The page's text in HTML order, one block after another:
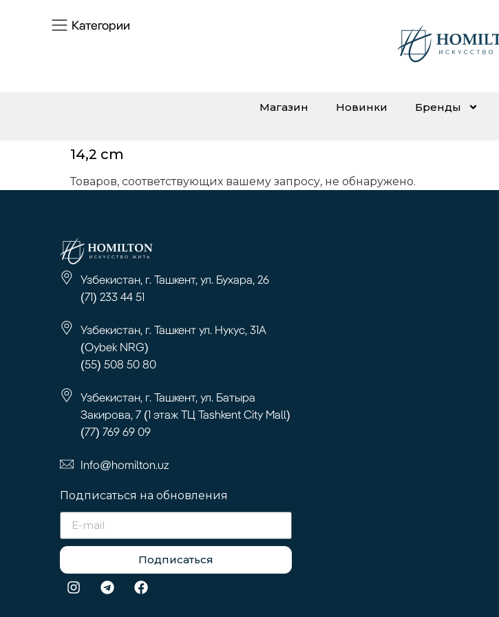
Категории
Магазин Новинки Бренды
14,2 cm
Товаров, соответствующих вашему запросу, не обнаружено.
Узбекистан, г. Ташкент, ул. Бухара, 26
(71) 233 44 51
Узбекистан, г. Ташкент ул. Нукус, 31А
(Oybek NRG)
(55) 508 50 80
Узбекистан, г. Ташкент, ул. Батыра
Закирова, 7 (1 этаж ТЦ Tashkent City Mall)
(77) 769 69 09
Info@homilton.uz
Подписаться на обновления
Подписаться